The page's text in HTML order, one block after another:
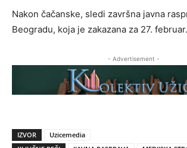
Nakon čačanske, sledi završna javna
Beogradu, koja je zakazana za 27. februar.
- Advertisement -
IZVOR
Uzicemedia